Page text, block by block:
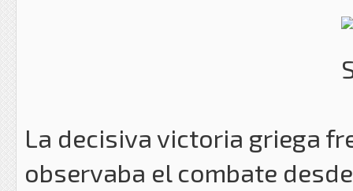
La decisiva victoria griega
observaba el combate